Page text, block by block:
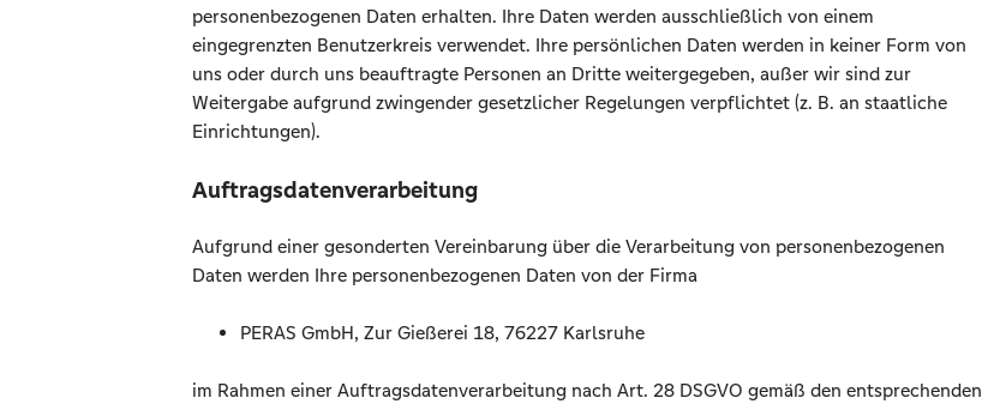
personenbezogenen Daten erhalten. Ihre Daten werden ausschließlich von einem
eingegrenzten Benutzerkreis verwendet. Ihre persönlichen Daten werden in keiner Form von
uns oder durch uns beauftragte Personen an Dritte weitergegeben, außer wir sind zur
Weitergabe aufgrund zwingender gesetzlicher Regelungen verpflichtet (z. B. an staatliche
Einrichtungen).
Auftragsdatenverarbeitung
Aufgrund einer gesonderten Vereinbarung über die Verarbeitung von personenbezogenen
Daten werden Ihre personenbezogenen Daten von der Firma
PERAS GmbH, Zur Gießerei 18, 76227 Karlsruhe
im Rahmen einer Auftragsdatenverarbeitung nach Art. 28 DSGVO gemäß den entsprechenden